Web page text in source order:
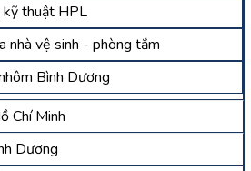
kỹ thuật HPL
nhà vệ sinh - phòng tắm
Bình Dương
Chí Minh
Dương